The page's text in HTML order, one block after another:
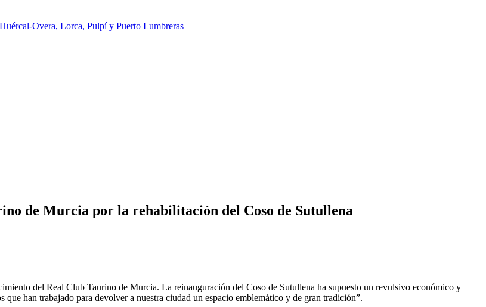
Overa, Lorca, Pulpí y Puerto Lumbreras
de Murcia por la rehabilitación del Coso de Sutullena
del Real Club Taurino de Murcia. La reinauguración del Coso de Sutullena ha supuesto un revulsivo económico y
han trabajado para devolver a nuestra ciudad un espacio emblemático y de gran tradición”.